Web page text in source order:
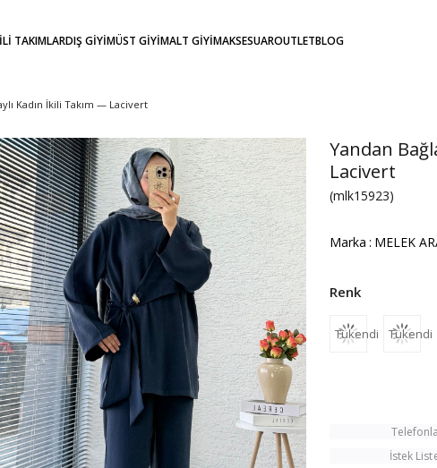
TAKIMLARDIŞ GİYİMÜST GİYİMALT GİYİMAKSESUAROUTLETBLOG
Kadın İkili Takım — Lacivert
Yandan
Lacivert
(mlk15923)
Marka : MELEK
Tükendi Tükendi
İstek